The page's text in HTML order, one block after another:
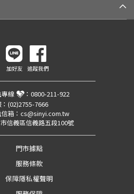
加好友 追蹤我們
線 ： 0800-211-922
(02)2755-7666
箱： cs@sinyi.com.tw
信義區信義路五段100號
門市據點
服務條款
保障隱私權聲明